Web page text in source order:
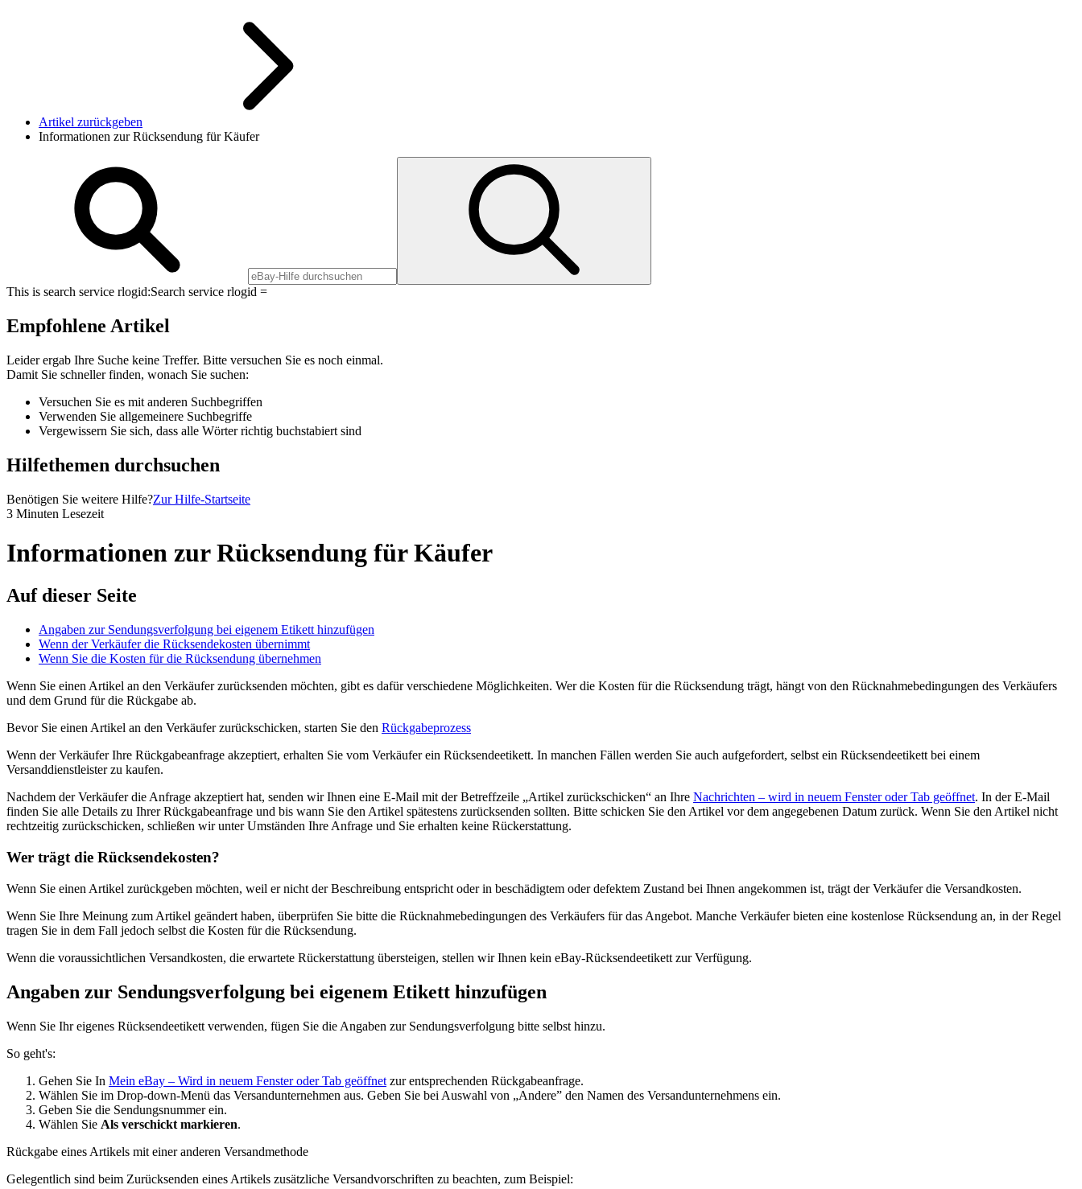
Artikel zurückgeben
Informationen zur Rücksendung für Käufer
This is search service rlogid:Search service rlogid =
Empfohlene Artikel
Leider ergab Ihre Suche keine Treffer. Bitte versuchen Sie es noch einmal.
Damit Sie schneller finden, wonach Sie suchen:
Versuchen Sie es mit anderen Suchbegriffen
Verwenden Sie allgemeinere Suchbegriffe
Vergewissern Sie sich, dass alle Wörter richtig buchstabiert sind
Hilfethemen durchsuchen
Benötigen Sie weitere Hilfe?Zur Hilfe-Startseite
3 Minuten Lesezeit
Informationen zur Rücksendung für Käufer
Auf dieser Seite
Angaben zur Sendungsverfolgung bei eigenem Etikett hinzufügen
Wenn der Verkäufer die Rücksendekosten übernimmt
Wenn Sie die Kosten für die Rücksendung übernehmen
Wenn Sie einen Artikel an den Verkäufer zurücksenden möchten, gibt es dafür verschiedene Möglichkeiten. Wer die Kosten für die Rücksendung trägt, hängt von den Rücknahmebedingungen des Verkäufers
und dem Grund für die Rückgabe ab.
Bevor Sie einen Artikel an den Verkäufer zurückschicken, starten Sie den Rückgabeprozess
Wenn der Verkäufer Ihre Rückgabeanfrage akzeptiert, erhalten Sie vom Verkäufer ein Rücksendeetikett. In manchen Fällen werden Sie auch aufgefordert, selbst ein Rücksendeetikett bei einem
Versanddienstleister zu kaufen.
Nachdem der Verkäufer die Anfrage akzeptiert hat, senden wir Ihnen eine E-Mail mit der Betreffzeile „Artikel zurückschicken“ an Ihre Nachrichten – wird in neuem Fenster oder Tab geöffnet. In der E-Mail
finden Sie alle Details zu Ihrer Rückgabeanfrage und bis wann Sie den Artikel spätestens zurücksenden sollten. Bitte schicken Sie den Artikel vor dem angegebenen Datum zurück. Wenn Sie den Artikel nicht
rechtzeitig zurückschicken, schließen wir unter Umständen Ihre Anfrage und Sie erhalten keine Rückerstattung.
Wer trägt die Rücksendekosten?
Wenn Sie einen Artikel zurückgeben möchten, weil er nicht der Beschreibung entspricht oder in beschädigtem oder defektem Zustand bei Ihnen angekommen ist, trägt der Verkäufer die Versandkosten.
Wenn Sie Ihre Meinung zum Artikel geändert haben, überprüfen Sie bitte die Rücknahmebedingungen des Verkäufers für das Angebot. Manche Verkäufer bieten eine kostenlose Rücksendung an, in der Regel
tragen Sie in dem Fall jedoch selbst die Kosten für die Rücksendung.
Wenn die voraussichtlichen Versandkosten, die erwartete Rückerstattung übersteigen, stellen wir Ihnen kein eBay-Rücksendeetikett zur Verfügung.
Angaben zur Sendungsverfolgung bei eigenem Etikett hinzufügen
Wenn Sie Ihr eigenes Rücksendeetikett verwenden, fügen Sie die Angaben zur Sendungsverfolgung bitte selbst hinzu.
So geht's:
Gehen Sie In Mein eBay – Wird in neuem Fenster oder Tab geöffnet zur entsprechenden Rückgabeanfrage.
Wählen Sie im Drop-down-Menü das Versandunternehmen aus. Geben Sie bei Auswahl von „Andere” den Namen des Versandunternehmens ein.
Geben Sie die Sendungsnummer ein.
Wählen Sie Als verschickt markieren.
Rückgabe eines Artikels mit einer anderen Versandmethode
Gelegentlich sind beim Zurücksenden eines Artikels zusätzliche Versandvorschriften zu beachten, zum Beispiel: